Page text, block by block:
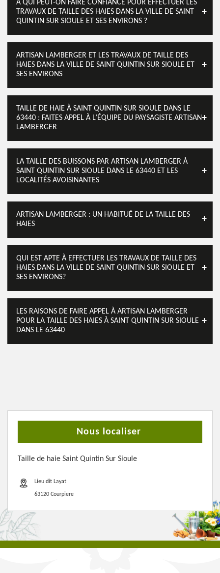
À QUI PEUT-ON FAIRE CONFIANCE POUR EFFECTUER LES
TRAVAUX DE TAILLE DES HAIES DANS LA VILLE DE SAINT
QUINTIN SUR SIOULE ET SES ENVIRONS ?
ARTISAN LAMBERGER ET LES TRAVAUX DE TAILLE DES
HAIES DANS LA VILLE DE SAINT QUINTIN SUR SIOULE ET
SES ENVIRONS
TAILLE DE HAIE À SAINT QUINTIN SUR SIOULE DANS LE
63440 : FAITES APPEL À L’ÉQUIPE DU PAYSAGISTE ARTISAN
LAMBERGER
LA TAILLE DES BUISSONS PAR ARTISAN LAMBERGER À
SAINT QUINTIN SUR SIOULE DANS LE 63440 ET LES
LOCALITÉS AVOISINANTES
ARTISAN LAMBERGER : UN HABITUÉ DE LA TAILLE DES
HAIES
QUI EST APTE À EFFECTUER LES TRAVAUX DE TAILLE DES
HAIES DANS LA VILLE DE SAINT QUINTIN SUR SIOULE ET
SES ENVIRONS?
LES RAISONS DE FAIRE APPEL À ARTISAN LAMBERGER
POUR LA TAILLE DES HAIES À SAINT QUINTIN SUR SIOULE
DANS LE 63440
Nous localiser
Taille de haie Saint Quintin Sur Sioule
Lieu dit Layat
63120 Courpiere